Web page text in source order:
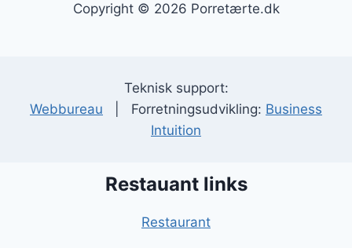
Copyright © 2026 Porretærte.dk
Teknisk support:
Webbureau | Forretningsudvikling: Business
Intuition
Restauant links
Restaurant